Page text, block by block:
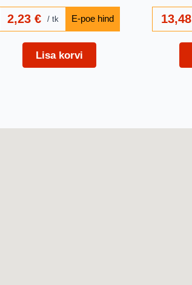
2,23€ tk
Lisa korvi
13,48